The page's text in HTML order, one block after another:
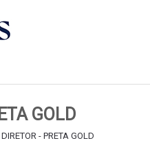
GOLD
- PRETA GOLD